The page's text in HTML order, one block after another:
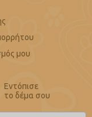
μου
Εντόπισε
το δέμα σου